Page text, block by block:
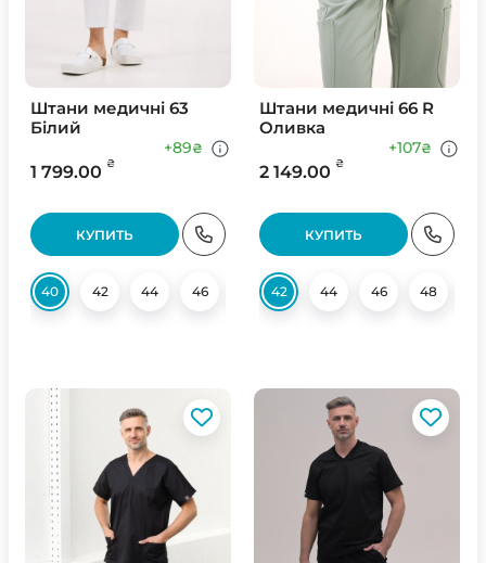
Штани медичні 63
Білий
1 799.00 ₴
+89₴
КУПИТЬ
40 42 44 46 50
Штани медичні 66 R
Оливка
2 149.00 ₴
+107₴
КУПИТЬ
42 44 46 48